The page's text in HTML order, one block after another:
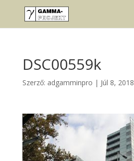
DSC00559k
Szerző: adgamminpro | Júl 8, 2018